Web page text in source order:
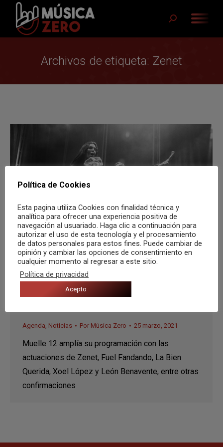
Buscar:
Archivos de etiqueta: Zenet
Un concierto de Ladilla Rusa junto a
Rigoberta Bandini entre las nuevas
Agenda, Noticias Por Música Zero 25 marzo, 2021
Muelle 12 amplía su programación con las
actuaciones de Zenet, Fuel Fandando, La Bien
Querida, Xoel López y León Benavente, entre otras
confirmaciones
Política de Cookies
Esta pagina utiliza Cookies con finalidad técnica y
analítica para ofrecer una experiencia positiva de
navegación al usuariado. Haga clic a continuación para
autorizar el uso de esta tecnología y el procesamiento
de datos personales para estos fines. Puede cambiar de
opinión y cambiar las opciones de consentimiento en
cualquier momento al regresar a este sitio.
Política de privacidad
Acepto